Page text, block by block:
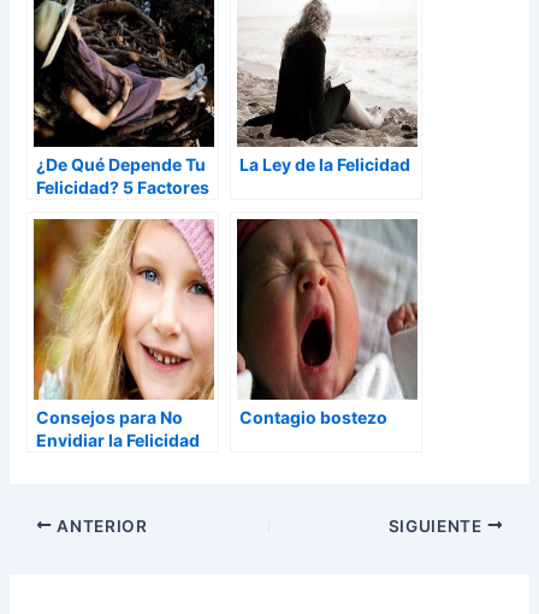
¿De Qué Depende Tu
Felicidad? 5 Factores
La Ley de la Felicidad
Consejos para No
Envidiar la Felicidad
Contagio bostezo
ANTERIOR SIGUIENTE